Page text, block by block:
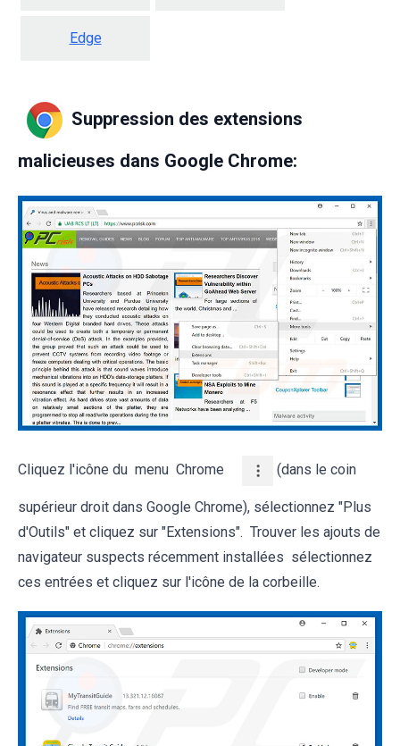
Edge
Suppression des extensions
malicieuses dans Google Chrome:
Cliquez l'icône du menu Chrome (dans le coin
supérieur droit dans Google Chrome), sélectionnez "Plus
d'Outils" et cliquez sur "Extensions". Trouver les ajouts de
navigateur suspects récemment installées sélectionnez
ces entrées et cliquez sur l'icône de la corbeille.